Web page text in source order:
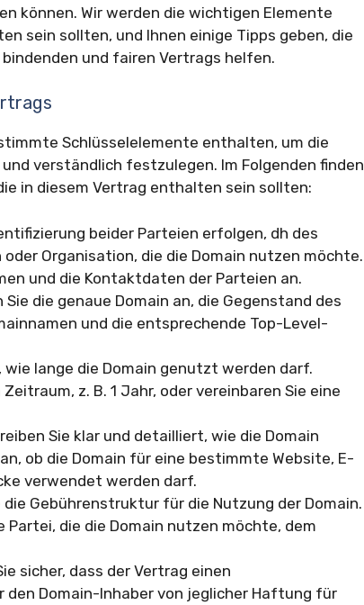
können. Wir werden die wichtigen Elemente
sein sollten, und Ihnen einige Tipps geben, die
und fairen Vertrags helfen.
Schlüsselelemente enthalten, um die
verständlich festzulegen. Im Folgenden finden
in diesem Vertrag enthalten sein sollten:
beider Parteien erfolgen, dh des
Organisation, die die Domain nutzen möchte.
und die Kontaktdaten der Parteien an.
Sie die genaue Domain an, die Gegenstand des
und die entsprechende Top-Level-
wie lange die Domain genutzt werden darf.
z. B. 1 Jahr, oder vereinbaren Sie eine
Sie klar und detailliert, wie die Domain
ob die Domain für eine bestimmte Website, E-
verwendet werden darf.
die Gebührenstruktur für die Nutzung der Domain.
Partei, die die Domain nutzen möchte, dem
sicher, dass der Vertrag einen
Domain-Inhaber von jeglicher Haftung für